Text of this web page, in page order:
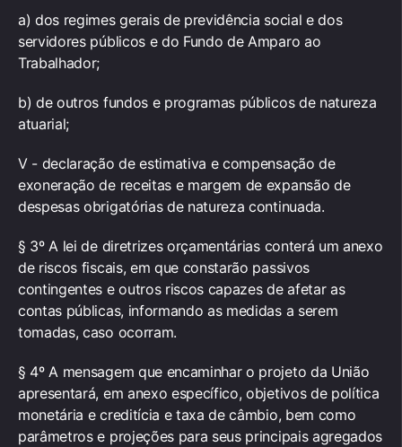
a) dos regimes gerais de previdência social e dos
servidores públicos e do Fundo de Amparo ao
Trabalhador;
b) de outros fundos e programas públicos de natureza
atuarial;
V - declaração de estimativa e compensação de
exoneração de receitas e margem de expansão de
despesas obrigatórias de natureza continuada.
§ 3º A lei de diretrizes orçamentárias conterá um anexo
de riscos fiscais, em que constarão passivos
contingentes e outros riscos capazes de afetar as
contas públicas, informando as medidas a serem
tomadas, caso ocorram.
§ 4º A mensagem que encaminhar o projeto da União
apresentará, em anexo específico, objetivos de política
monetária e creditícia e taxa de câmbio, bem como
parâmetros e projeções para seus principais agregados